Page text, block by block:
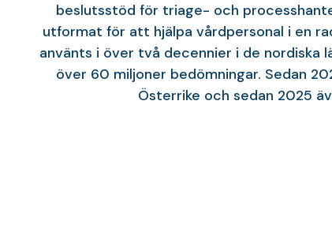
beslutsstöd för triage- och
utformat för att hjälpa vårdpersonal i en
använts i över två decennier i de nordiska
över 60 miljoner bedömningar. Sedan
Österrike och sedan 2025